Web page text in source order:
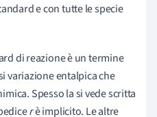
e con tutte le specie
di reazione è un termine
variazione entalpica che
Spesso la si vede scritta
rè implicito. Le altre